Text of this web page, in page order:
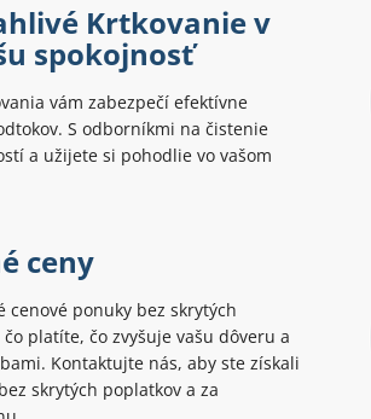
Krtkovanie v
spokojnosť
vám zabezpečí efektívne
S odborníkmi na čistenie
a užijete si pohodlie vo vašom
ceny
cenové ponuky bez skrytých
platíte, čo zvyšuje vašu dôveru a
Kontaktujte nás, aby ste získali
skrytých poplatkov a za